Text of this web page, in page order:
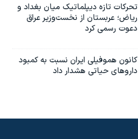
تحرکات تازه دیپلماتیک میان بغداد و
ریاض؛ عربستان از نخست‌وزیر عراق
دعوت رسمی کرد
کانون هموفیلی ایران نسبت به کمبود
داروهای حیاتی هشدار داد